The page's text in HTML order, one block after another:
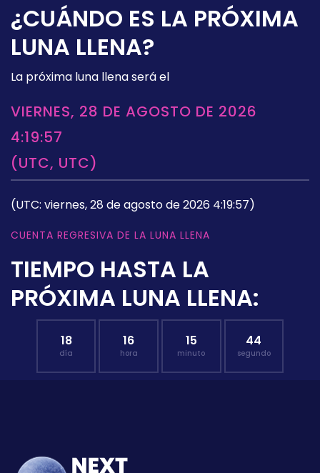
¿CUÁNDO ES LA PRÓXIMA
LUNA LLENA?
La próxima luna llena será el
VIERNES, 28 DE AGOSTO DE 2026
4:19:57
(UTC, UTC)
(UTC: viernes, 28 de agosto de 2026 4:19:57)
CUENTA REGRESIVA DE LA LUNA LLENA
TIEMPO HASTA LA
PRÓXIMA LUNA LLENA:
18
día
16
hora
15
minuto
44
segundo